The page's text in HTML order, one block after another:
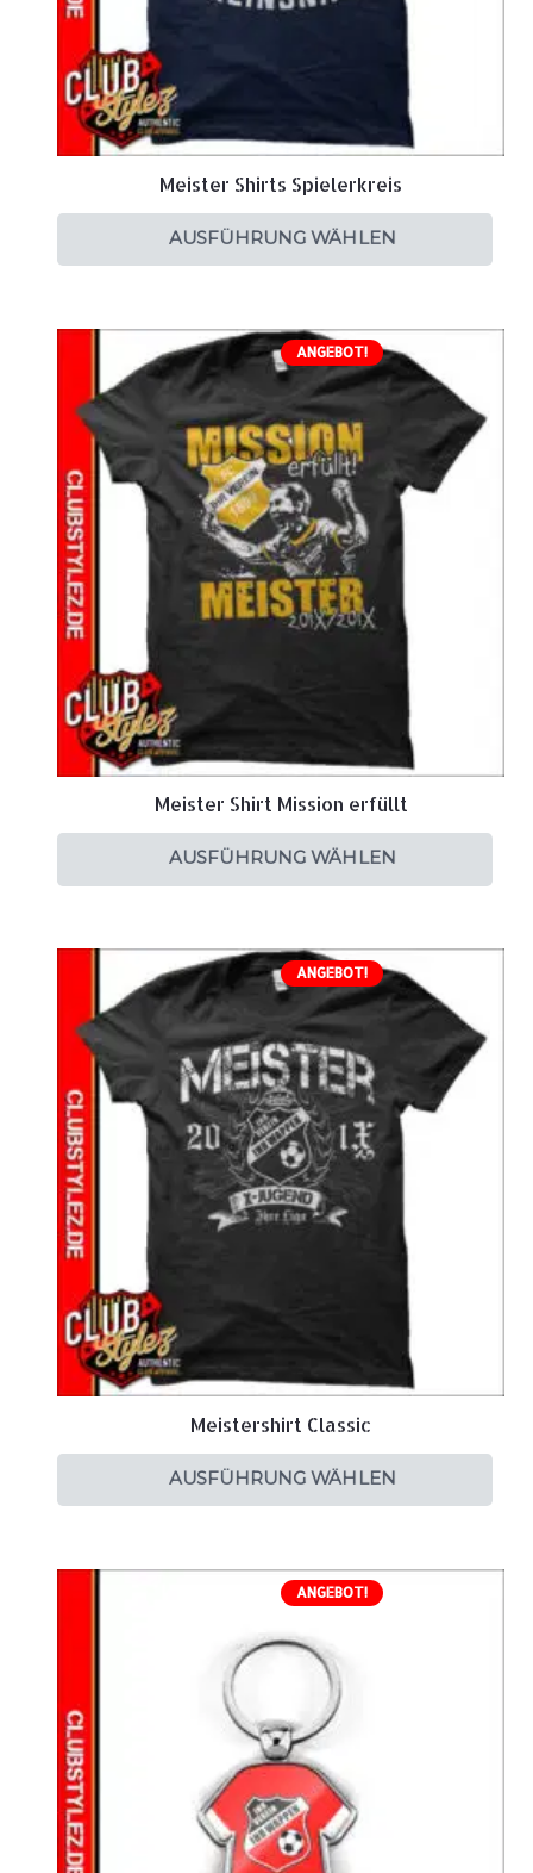
Meister Shirts Spielerkreis
AUSFÜHRUNG WÄHLEN
ANGEBOT!
Meister Shirt Mission erfüllt
AUSFÜHRUNG WÄHLEN
ANGEBOT!
Meistershirt Classic
AUSFÜHRUNG WÄHLEN
ANGEBOT!